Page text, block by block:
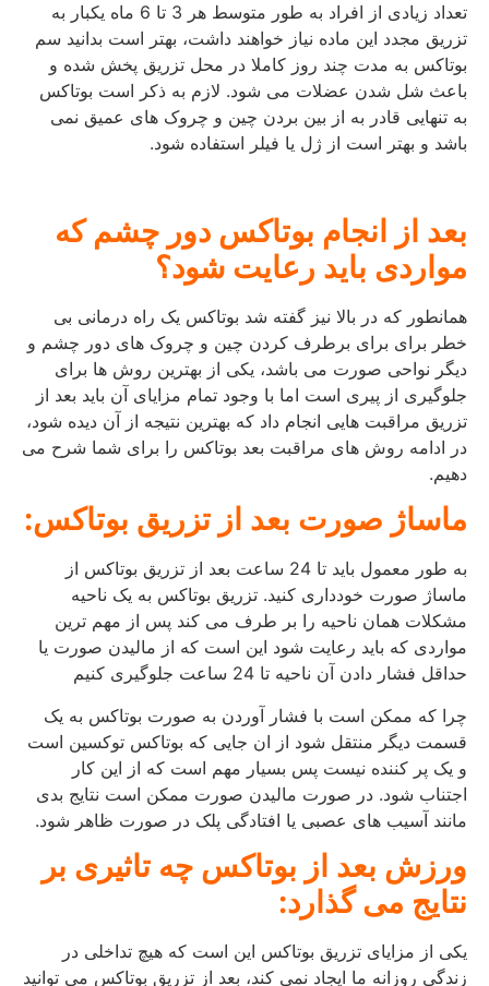
تعداد زیادی از افراد به طور متوسط هر 3 تا 6 ماه یکبار به
تزریق مجدد این ماده نیاز خواهند داشت، بهتر است بدانید سم
بوتاکس به مدت چند روز کاملا در محل تزریق پخش شده و
باعث شل شدن عضلات می شود. لازم به ذکر است بوتاکس
به تنهایی قادر به از بین بردن چین و چروک های عمیق نمی
باشد و بهتر است از ژل یا فیلر استفاده شود.
بعد از انجام بوتاکس دور چشم که
مواردی باید رعایت شود؟
همانطور که در بالا نیز گفته شد بوتاکس یک راه درمانی بی
خطر برای برای برطرف کردن چین و چروک های دور چشم و
دیگر نواحی صورت می باشد، یکی از بهترین روش ها برای
جلوگیری از پیری است اما با وجود تمام مزایای آن باید بعد از
تزریق مراقبت هایی انجام داد که بهترین نتیجه از آن دیده شود،
در ادامه روش های مراقبت بعد بوتاکس را برای شما شرح می
دهیم.
ماساژ صورت بعد از تزریق بوتاکس:
به طور معمول باید تا 24 ساعت بعد از تزریق بوتاکس از
ماساژ صورت خودداری کنید. تزریق بوتاکس به یک ناحیه
مشکلات همان ناحیه را بر طرف می کند پس از مهم ترین
مواردی که باید رعایت شود این است که از مالیدن صورت یا
حداقل فشار دادن آن ناحیه تا 24 ساعت جلوگیری کنیم
چرا که ممکن است با فشار آوردن به صورت بوتاکس به یک
قسمت دیگر منتقل شود از ان جایی که بوتاکس توکسین است
و یک پر کننده نیست پس بسیار مهم است که از این کار
اجتناب شود. در صورت مالیدن صورت ممکن است نتایج بدی
مانند آسیب های عصبی یا افتادگی پلک در صورت ظاهر شود.
ورزش بعد از بوتاکس چه تاثیری بر
نتایج می گذارد:
یکی از مزایای تزریق بوتاکس این است که هیچ تداخلی در
زندگی روزانه ما ایجاد نمی کند، بعد از تزریق بوتاکس می توانید